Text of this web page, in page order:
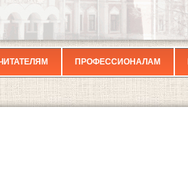
ПРОФЕССИОНАЛАМ